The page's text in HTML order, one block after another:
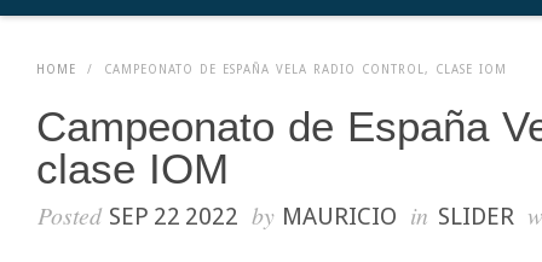
HOME / CAMPEONATO DE ESPAÑA VELA RADIO CONTROL, CLASE IOM
Campeonato de España
clase IOM
Posted SEP 22 2022 by MAURICIO in SLIDER